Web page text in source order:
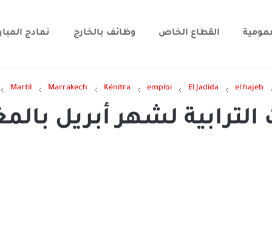
القطاع الخاص وظائف بالخارج نمادج
el hajeb
El Jadida
emploi
Kénitra
Marrakech
Martil
لشهر أبريل